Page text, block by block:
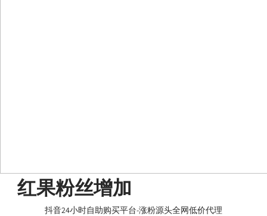
红果粉丝增加
抖音24小时自助购买平台-涨粉源头全网低价代理